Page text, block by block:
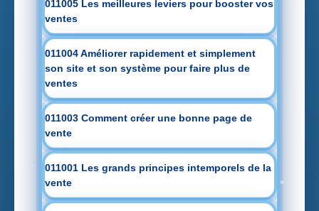
011005 Les meilleures leviers pour booster vos
ventes
011004 Améliorer rapidement et simplement
son site et son système pour faire plus de
ventes
011003 Comment créer une bonne page de
vente
011001 Les grands principes intemporels de la
vente